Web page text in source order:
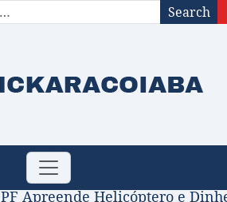
Search
Toggle
navigation
de falecimento: 31/07/2026
Projeto de Jilmar Tatto
Apreende Helicóptero e